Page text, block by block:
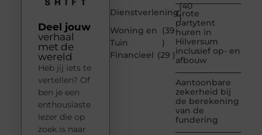
Dienstverlening
(40
)
Woning en
Tuin
(39
)
Financieel (29 )
Grote
partytent
huren in
Hilversum
inclusief op- en
afbouw
Aantoonbare
zekerheid bij
de berekening
van de
fundering
Deel jouw
verhaal
met de
wereld
Heb jij iets te
vertellen? Of
ben je een
enthousiaste
lezer die op
zoek is naar